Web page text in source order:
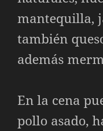
mantequilla,
también
además
En la cena
pollo asado,